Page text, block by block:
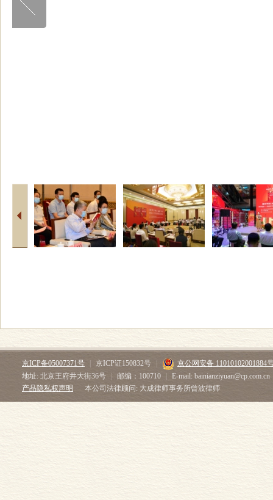
京ICP备05007371号 京ICP证150832号
京公网安备 11010102001884
地址: 北京王府井大街36号
邮编：100710
E-mail: bainianziyuan@cp.com.cn
产品隐私权声明
本公司法律顾问: 大成律师事务所曾波律师